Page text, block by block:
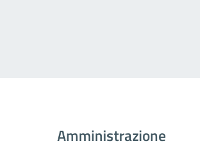
Amministrazione